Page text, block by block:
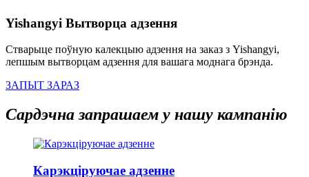
Yishangyi Вытворца адзення
Стварыце поўную калекцыю адзення на заказ з Yishangyi,
лепшым вытворцам адзення для вашага моднага брэнда.
ЗАПЫТ ЗАРАЗ
Сардэчна запрашаем у нашу кампанію
Карэкціруючае адзенне